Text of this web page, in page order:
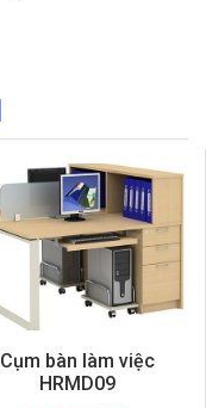
Cụm bàn làm việc
HRMD09